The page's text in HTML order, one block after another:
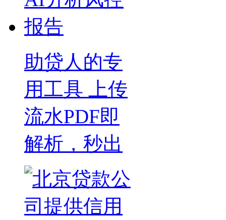
助贷人的专
用工具 上传
流水PDF即
解析，秒出